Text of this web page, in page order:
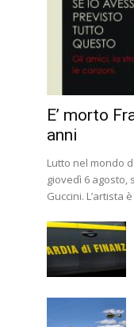
E’ morto
anni
Lutto nel mondo
giovedì 6 agosto,
Guccini. L’artista